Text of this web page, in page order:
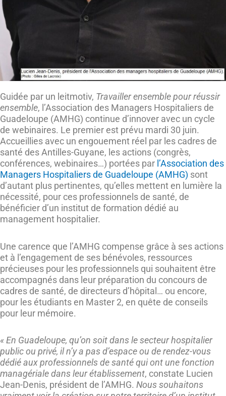
Guidée par un leitmotiv, Travailler ensemble pour réussir
ensemble, l’Association des Managers Hospitaliers de
Guadeloupe (AMHG) continue d’innover avec un cycle
de webinaires. Le premier est prévu mardi 30 juin.
Accueillies avec un engouement réel par les cadres de
santé des Antilles-Guyane, les actions (congrès,
conférences, webinaires…) portées par l’Association des
Managers Hospitaliers de Guadeloupe (AMHG) sont
d’autant plus pertinentes, qu’elles mettent en lumière la
nécessité, pour ces professionnels de santé, de
bénéficier d’un institut de formation dédié au
management hospitalier.
Une carence que l’AMHG compense grâce à ses actions
et à l’engagement de ses bénévoles, ressources
précieuses pour les professionnels qui souhaitent être
accompagnés dans leur préparation du concours de
cadres de santé, de directeurs d’hôpital… ou encore,
pour les étudiants en Master 2, en quête de conseils
pour leur mémoire.
« En Guadeloupe, qu’on soit dans le secteur hospitalier
public ou privé, il n’y a pas d’espace ou de rendez-vous
dédié aux professionnels de santé qui ont une fonction
managériale dans leur établissement, constate Lucien
Jean-Denis, président de l’AMHG. Nous souhaitons